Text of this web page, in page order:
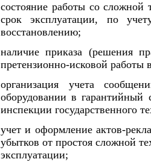
состояние работы со сложной
срок эксплуатации, по
восстановлению;
наличие приказа (решения
претензионно-исковой работы
организация учета
оборудовании в гарантийный
инспекции государственного
учет и оформление актов-
убытков от простоя сложной
эксплуатации;